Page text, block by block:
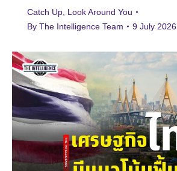
Catch Up Look Around You
By The Intelligence Team 9 July 2026